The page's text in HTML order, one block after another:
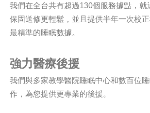
我們在全台共有超過130個服務據點，就
保固送修更輕鬆，並且提供半年一次校
最精準的睡眠數據。
強力醫療後援
我們與多家教學醫院睡眠中心和數百位
作，為您提供更專業的後援。